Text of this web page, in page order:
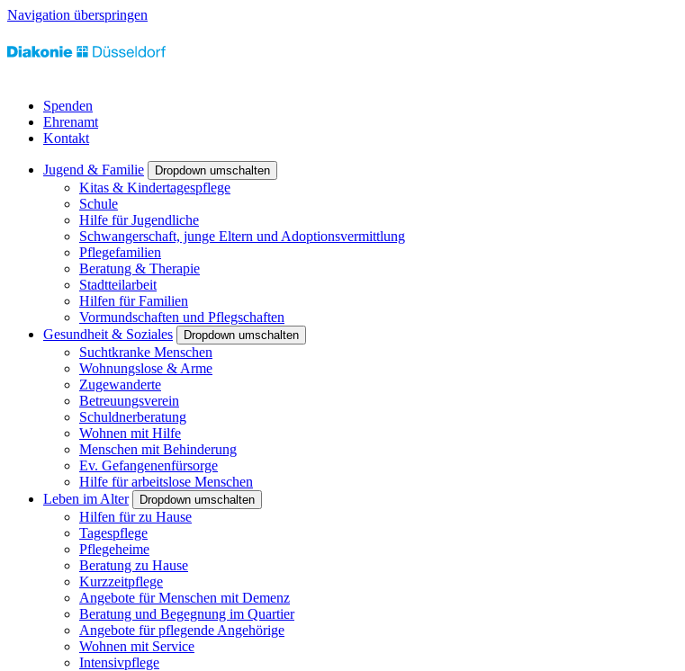
Navigation überspringen
Spenden
Ehrenamt
Kontakt
Jugend & Familie Dropdown umschalten
Kitas & Kindertagespflege
Schule
Hilfe für Jugendliche
Schwangerschaft, junge Eltern und Adoptionsvermittlung
Pflegefamilien
Beratung & Therapie
Stadtteilarbeit
Hilfen für Familien
Vormundschaften und Pflegschaften
Gesundheit & Soziales
Dropdown umschalten
Suchtkranke Menschen
Wohnungslose & Arme
Zugewanderte
Betreuungsverein
Schuldnerberatung
Wohnen mit Hilfe
Menschen mit Behinderung
Ev. Gefangenenfürsorge
Hilfe für arbeitslose Menschen
Leben im Alter
Dropdown umschalten
Hilfen für zu Hause
Tagespflege
Pflegeheime
Beratung zu Hause
Kurzzeitpflege
Angebote für Menschen mit Demenz
Beratung und Begegnung im Quartier
Angebote für pflegende Angehörige
Wohnen mit Service
Intensivpflege